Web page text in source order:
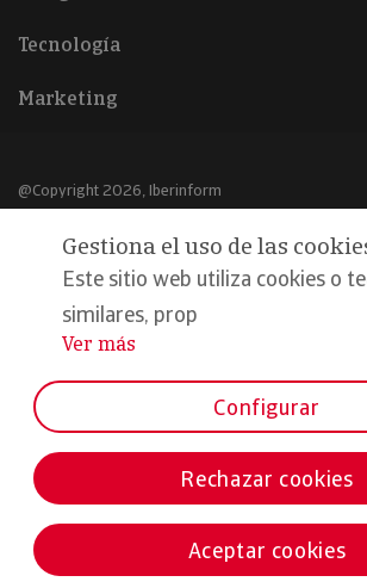
Tecnología
Marketing
@Copyright 2026, Iberinform
Aviso legal
Política de cookies
Declaración de privacidad
Formamos parte de:
Gestiona el uso de las
Este sitio web utiliza cookies o
similares, prop
...
Ver más
Configurar
Rechazar cookies
Aceptar cookies